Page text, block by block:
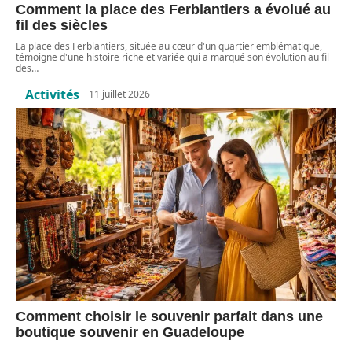
Comment la place des Ferblantiers a évolué au
fil des siècles
La place des Ferblantiers, située au cœur d'un quartier emblématique,
témoigne d'une histoire riche et variée qui a marqué son évolution au fil
des…
Activités 11 juillet 2026
Comment choisir le souvenir parfait dans une
boutique souvenir en Guadeloupe